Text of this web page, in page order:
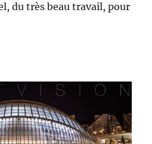
du très beau travail, pour